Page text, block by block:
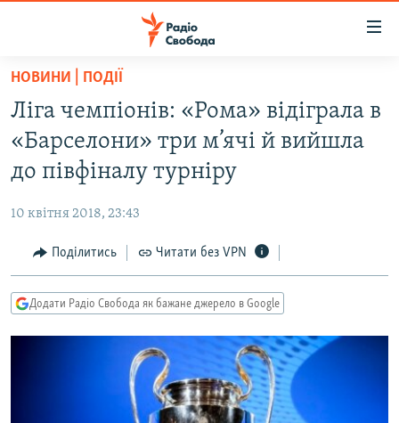
Перейти
основного
матеріалу
Перейти
до
основної
Перейти
до
пошуку
СТАТТІ
СУСПІЛЬСТВО
РОСІЙСЬКА «ФІЛЬТРАЦІЯ»
ДОНБАС.РЕАЛІЇ
ТИ ЯК?
КИТАЙ.ВИКЛИКИ
НОВИНИ | ПОДІЇ
Ліга чемпіонів: «Рома» відіграла в
«Барселони» три м’ячі й вийшла
до півфіналу турніру
10 квітня 2018, 23:43
Поділитись Читати без VPN
Додати Радіо Свобода як бажане джерело в Google